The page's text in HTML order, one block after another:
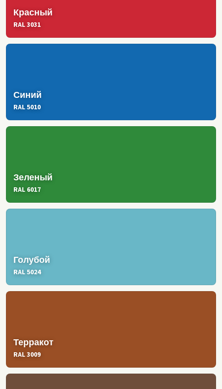
Красный
RAL 3031
Синий
RAL 5010
Зеленый
RAL 6017
Голубой
RAL 5024
Терракот
RAL 3009